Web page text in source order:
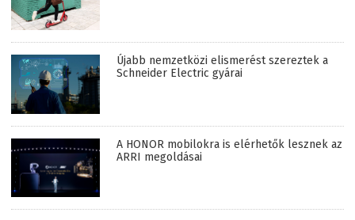
Újabb nemzetközi elismerést szereztek a
Schneider Electric gyárai
A HONOR mobilokra is elérhetők lesznek az
ARRI megoldásai